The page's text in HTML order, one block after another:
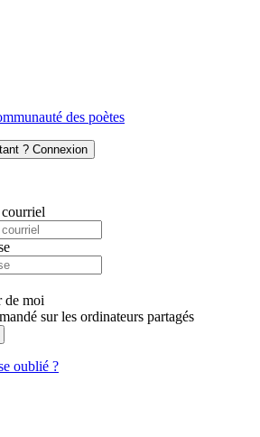
des poètes
? Connexion
de moi
sur les ordinateurs partagés
oublié ?